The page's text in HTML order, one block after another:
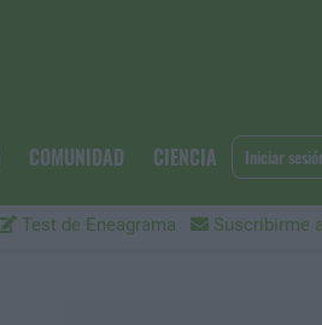
COMUNIDAD CIENCIA
Test de Eneagrama Suscribirme
Iniciar